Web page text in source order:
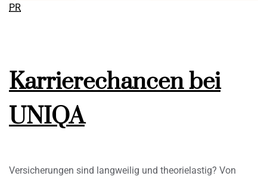
PR
Karrierechancen bei
UNIQA
Versicherungen sind langweilig und theorielastig? Von